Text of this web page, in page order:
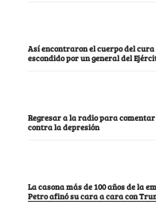
Así encontraron el cuerpo del cura
escondido por un general del
Regresar a la radio para
contra la depresión
La casona más de 100 años de la
Petro afinó su cara a cara con